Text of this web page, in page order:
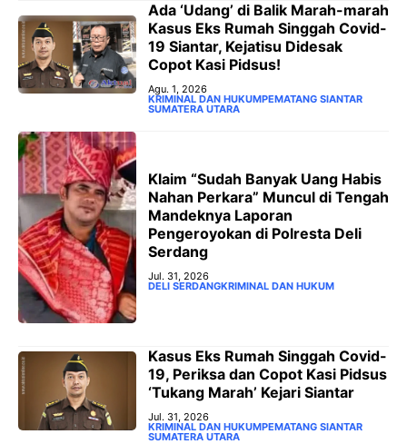
Ada ‘Udang’ di Balik Marah-marah
Kasus Eks Rumah Singgah Covid-
19 Siantar, Kejatisu Didesak
Copot Kasi Pidsus!
Agu. 1, 2026
KRIMINAL DAN HUKUMPEMATANG SIANTAR
SUMATERA UTARA
Klaim “Sudah Banyak Uang Habis
Nahan Perkara” Muncul di Tengah
Mandeknya Laporan
Pengeroyokan di Polresta Deli
Serdang
Jul. 31, 2026
DELI SERDANGKRIMINAL DAN HUKUM
Kasus Eks Rumah Singgah Covid-
19, Periksa dan Copot Kasi Pidsus
‘Tukang Marah’ Kejari Siantar
Jul. 31, 2026
KRIMINAL DAN HUKUMPEMATANG SIANTAR
SUMATERA UTARA